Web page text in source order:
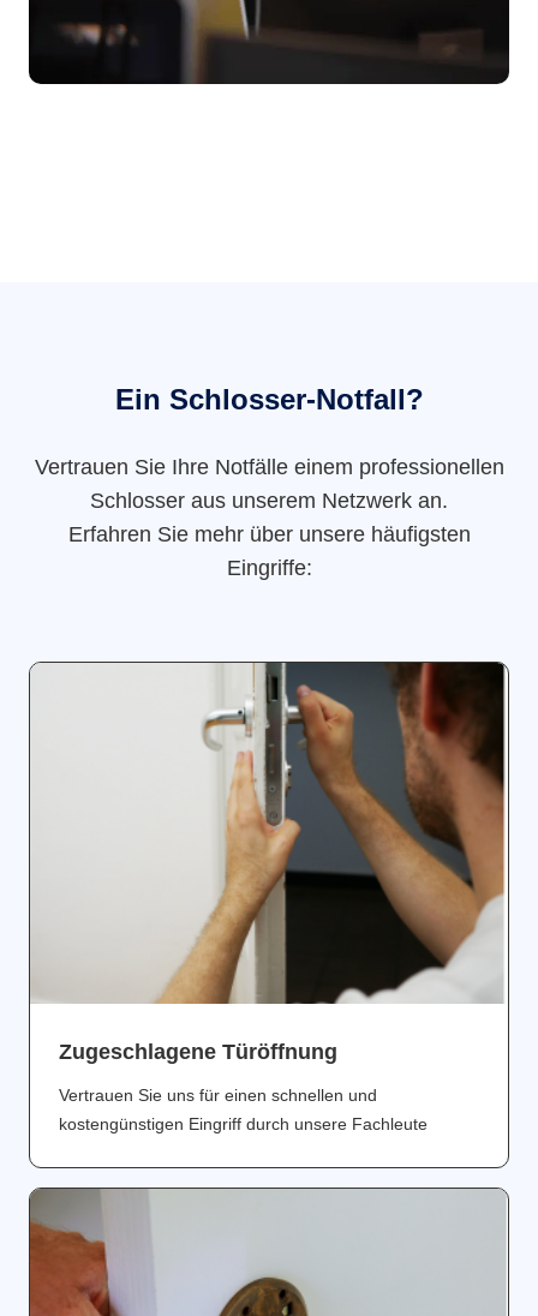
Ein Schlosser-Notfall?
Vertrauen Sie Ihre Notfälle einem professionellen
Schlosser aus unserem Netzwerk an.
Erfahren Sie mehr über unsere häufigsten
Eingriffe:
Zugeschlagene Türöffnung
Vertrauen Sie uns für einen schnellen und
kostengünstigen Eingriff durch unsere Fachleute